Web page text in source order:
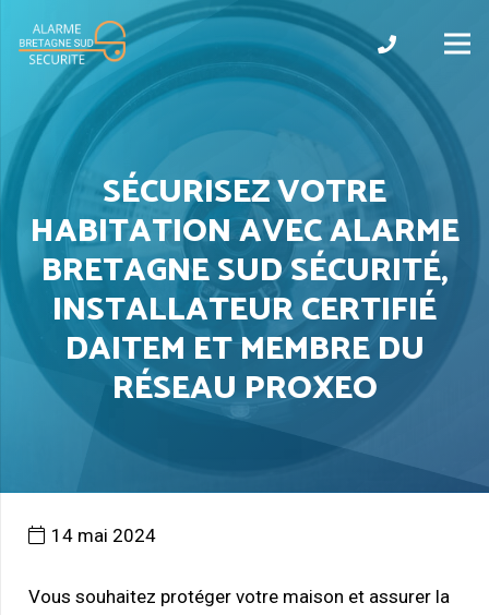
SÉCURISEZ VOTRE
HABITATION AVEC ALARME
BRETAGNE SUD SÉCURITÉ,
INSTALLATEUR CERTIFIÉ
DAITEM ET MEMBRE DU
RÉSEAU PROXEO
14 mai 2024
Vous souhaitez protéger votre maison et assurer la